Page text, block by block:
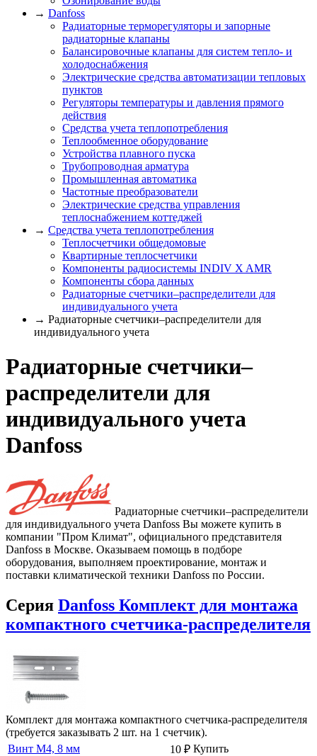
→ Danfoss
Радиаторные терморегуляторы и запорные
радиаторные клапаны
Балансировочные клапаны для систем тепло- и
холодоснабжения
Электрические средства автоматизации тепловых
пунктов
Регуляторы температуры и давления прямого
действия
Средства учета теплопотребления
Теплообменное оборудование
Устройства плавного пуска
Трубопроводная арматура
Промышленная автоматика
Частотные преобразователи
Электрические средства управления
теплоснабжением коттеджей
→ Средства учета теплопотребления
Теплосчетчики общедомовые
Квартирные теплосчетчики
Компоненты радиосистемы INDIV X AMR
Компоненты сбора данных
Радиаторные счетчики–распределители для
индивидуального учета
→ Радиаторные счетчики–распределители для
индивидуального учета
Радиаторные счетчики–
распределители для
индивидуального учета
Danfoss
Радиаторные счетчики–распределители
для индивидуального учета Danfoss Вы можете купить в
компании "Пром Климат", официального представителя
Danfoss в Москве. Оказываем помощь в подборе
оборудования, выполняем проектирование, монтаж и
поставки климатической техники Danfoss по России.
Серия Danfoss Комплект для монтажа
компактного счетчика-распределителя
Комплект для монтажа компактного счетчика-распределителя
(требуется заказывать 2 шт. на 1 счетчик).
Винт М4, 8 мм
10 ₽ Купить